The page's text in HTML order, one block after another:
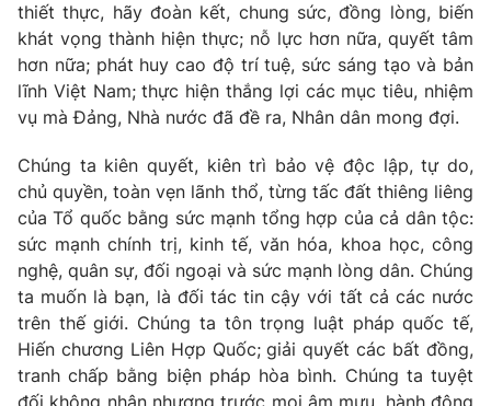
thiết thực, hãy đoàn kết, chung sức, đồng lòng, biến
khát vọng thành hiện thực; nỗ lực hơn nữa, quyết tâm
hơn nữa; phát huy cao độ trí tuệ, sức sáng tạo và bản
lĩnh Việt Nam; thực hiện thắng lợi các mục tiêu, nhiệm
vụ mà Đảng, Nhà nước đã đề ra, Nhân dân mong đợi.
Chúng ta kiên quyết, kiên trì bảo vệ độc lập, tự do,
chủ quyền, toàn vẹn lãnh thổ, từng tấc đất thiêng liêng
của Tổ quốc bằng sức mạnh tổng hợp của cả dân tộc:
sức mạnh chính trị, kinh tế, văn hóa, khoa học, công
nghệ, quân sự, đối ngoại và sức mạnh lòng dân. Chúng
ta muốn là bạn, là đối tác tin cậy với tất cả các nước
trên thế giới. Chúng ta tôn trọng luật pháp quốc tế,
Hiến chương Liên Hợp Quốc; giải quyết các bất đồng,
tranh chấp bằng biện pháp hòa bình. Chúng ta tuyệt
đối không nhân nhượng trước mọi âm mưu, hành động